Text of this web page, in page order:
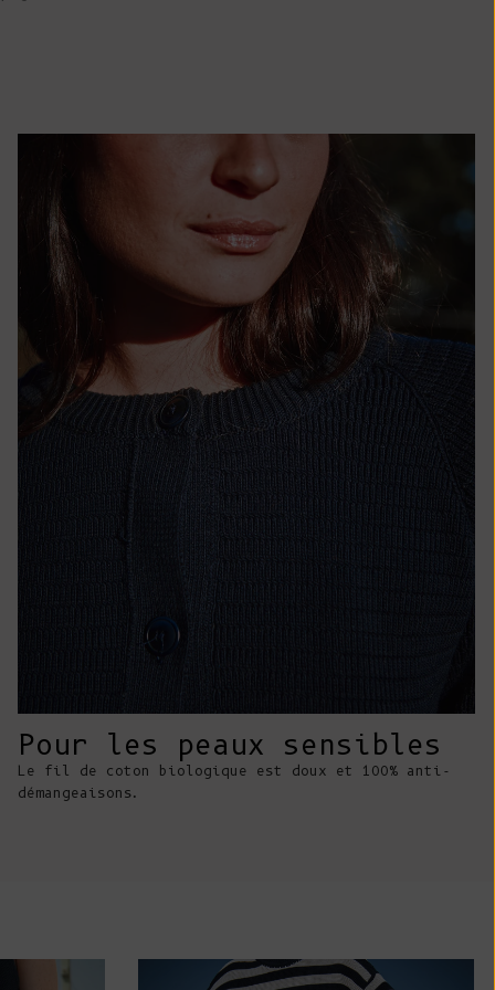
Colombie (EUR
€)
Comores (KMF
Congo -
Brazzaville
(XAF CFA)
Congo -
Kinshasa (CDF
Fr)
Îles Cook (NZD
ƒ)
Djibouti (DJF
Fdj)
Pour les peaux sensibles
Le fil de coton biologique est doux et 100% anti-
démangeaisons.